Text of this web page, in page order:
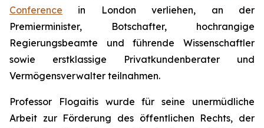
Conference in London verliehen, an der
Premierminister, Botschafter, hochrangige
Regierungsbeamte und führende Wissenschaftler
sowie erstklassige Privatkundenberater und
Vermögensverwalter teilnahmen.
Professor Flogaitis wurde für seine unermüdliche
Arbeit zur Förderung des öffentlichen Rechts, der